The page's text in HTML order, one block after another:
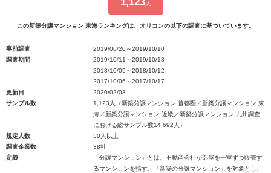
人
この新築分譲マンション 東海ランキングは、オリコンの以下の調査に基づいています。
事前調査
2019/06/20～2019/10/10
調査期間
2019/10/11～2019/10/18
2018/10/05～2018/10/12
2017/10/06～2017/10/17
更新日
2020/02/03
サンプル数
1,123人（新築分譲マンション 首都圏／新築分譲マンション 東
海／新築分譲マンション 近畿／新築分譲マンション 九州調査
における総サンプル数14,692人）
規定人数
50人以上
調査企業数
38社
定義
「分譲マンション」とは、不動産会社が部屋を一室ずつ販売す
るマンションを指す。「新築の分譲マンション」を対象とし、